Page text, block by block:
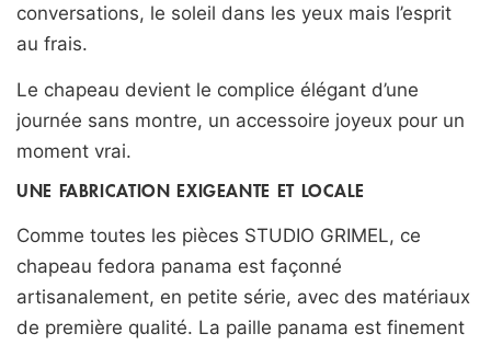
conversations, le soleil dans les yeux mais l’esprit
au frais.
Le chapeau devient le complice élégant d’une
journée sans montre, un accessoire joyeux pour un
moment vrai.
UNE FABRICATION EXIGEANTE ET LOCALE
Comme toutes les pièces STUDIO GRIMEL, ce
chapeau fedora panama est façonné
artisanalement, en petite série, avec des matériaux
de première qualité. La paille panama est finement